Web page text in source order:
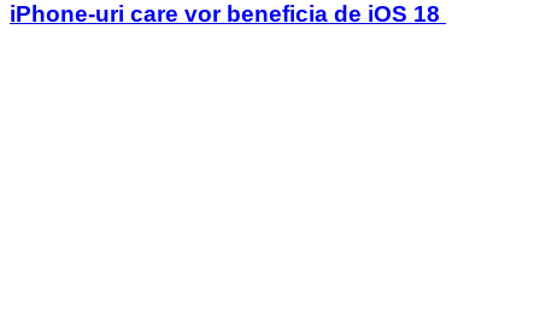
iPhone-uri care vor beneficia de iOS 18